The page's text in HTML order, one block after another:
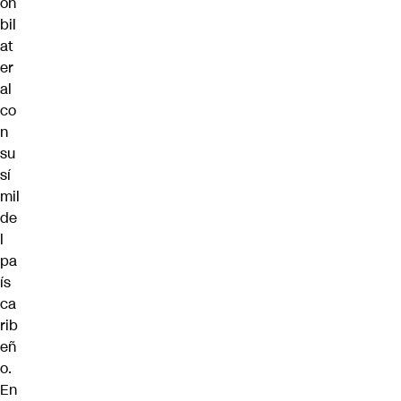
bil
at
er
al
co
n
su
sí
mil
de
l
pa
ís
ca
rib
eñ
o.
En